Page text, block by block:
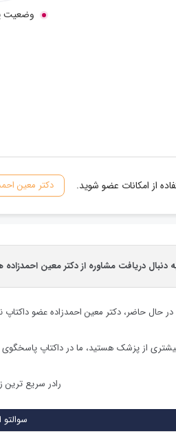
وضعیت
از امکانات عضو شوید. دکتر معین
دنبال دریافت مشاوره از دکتر معین
در حال حاضر، دکتر معین احمدزادهعضو داکتاپ
از پزشک هستید، ما در داکتاپ
رادر سریع ترین